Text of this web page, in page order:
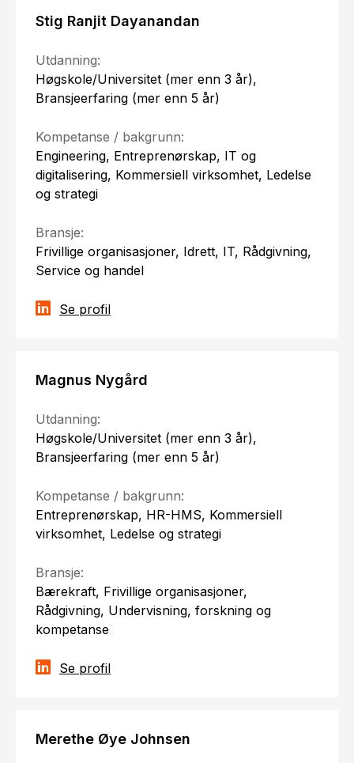
Stig Ranjit Dayanandan
Utdanning:
Høgskole/Universitet (mer enn 3 år),
Bransjeerfaring (mer enn 5 år)
Kompetanse / bakgrunn:
Engineering, Entreprenørskap, IT og
digitalisering, Kommersiell virksomhet, Ledelse
og strategi
Bransje:
Frivillige organisasjoner, Idrett, IT, Rådgivning,
Service og handel
Se profil
Magnus Nygård
Utdanning:
Høgskole/Universitet (mer enn 3 år),
Bransjeerfaring (mer enn 5 år)
Kompetanse / bakgrunn:
Entreprenørskap, HR-HMS, Kommersiell
virksomhet, Ledelse og strategi
Bransje:
Bærekraft, Frivillige organisasjoner,
Rådgivning, Undervisning, forskning og
kompetanse
Se profil
Merethe Øye Johnsen